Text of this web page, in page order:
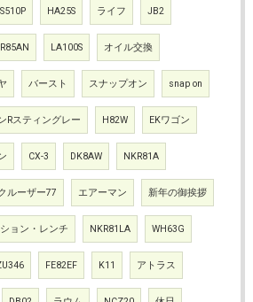
S510P HA25S ライフ JB2
LA100S オイル交換
バースト スナップオン snap on
Rスティングレー H82W EKワゴン
CX-3 DK8AW NKR81A
ルーザー77 エアーマン 新年の御挨拶
ョン・レンチ NKR81LA WH63G
FE82EF K11 アトラス